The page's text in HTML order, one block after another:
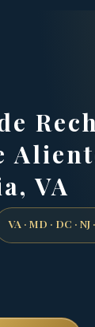
VA
VA · MD · DC · NJ